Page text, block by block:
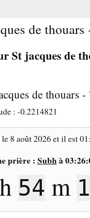
de thouars
St jacques de
de thouars
: -0.2214821
le 8 août 2026 et il est
prière : Subhà
h 54 m